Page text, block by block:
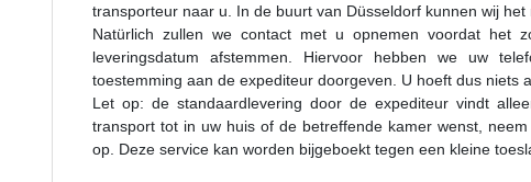
transporteur naar u. In de buurt van Düsseldorf kunnen wij
Natürlich zullen we contact met u opnemen voordat het
leveringsdatum afstemmen. Hiervoor hebben we uw
toestemming aan de expediteur doorgeven. U hoeft dus niets
Let op: de standaardlevering door de expediteur vindt
transport tot in uw huis of de betreffende kamer wenst,
op. Deze service kan worden bijgeboekt tegen een kleine